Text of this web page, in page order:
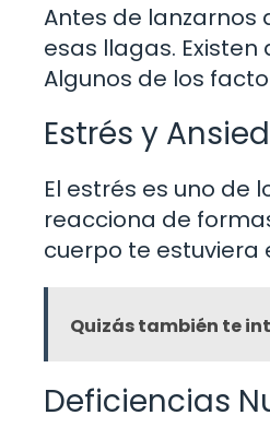
Antes de
esas llagas.
Algunos de los
Estrés y
El estrés es uno de
reacciona de
cuerpo te estuviera
Quizás también te
Deficiencias